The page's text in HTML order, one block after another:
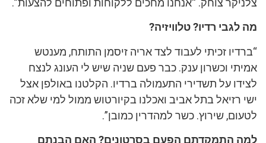
צלניקר צוחק. “אנחנו מחכים ללקוחות ופתוחים להצעות”.
מה לגבי רדיו? טלוויזיה?
“ברדיו זכיתי לעבוד לצד אריה זיסמן התותח, מענטש
אמיתי וכשרון ענק. כבר פעם שניה שיש לי העונג לנצח
לצידו על תשדירי התעמולה ברדיו. הקלטנו באולפן אצל
ישי רזיאל בתל אביב ואכלנו בקיורטוש ממול למי שלא זכה
לטעום, שירוץ. כשר למהדרין כמובן”.
למה התמקדתם הפעם בסרטונים? האם הבנתם